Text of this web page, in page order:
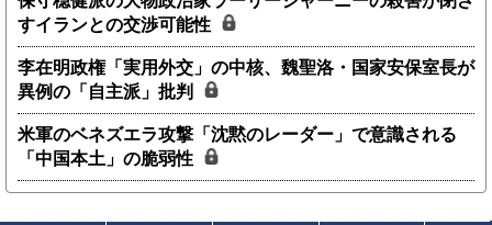
すイランとの交渉可能性
李在明政権「実用外交」の中核、魏聖洛・国家安保室長が
異例の「自主派」批判
米軍のベネズエラ攻撃「沈黙のレーダー」で意識される
「中国本土」の脆弱性